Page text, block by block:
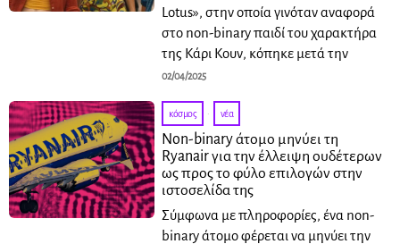
Lotus», στην οποία γινόταν αναφορά
στο non-binary παιδί του χαρακτήρα
της Κάρι Κουν, κόπηκε μετά την
02/04/2025
κόσμος · νέα
Non-binary άτομο μηνύει τη
Ryanair για την έλλειψη ουδέτερων
ως προς το φύλο επιλογών στην
ιστοσελίδα της
Σύμφωνα με πληροφορίες, ένα non-
binary άτομο φέρεται να μηνύει την